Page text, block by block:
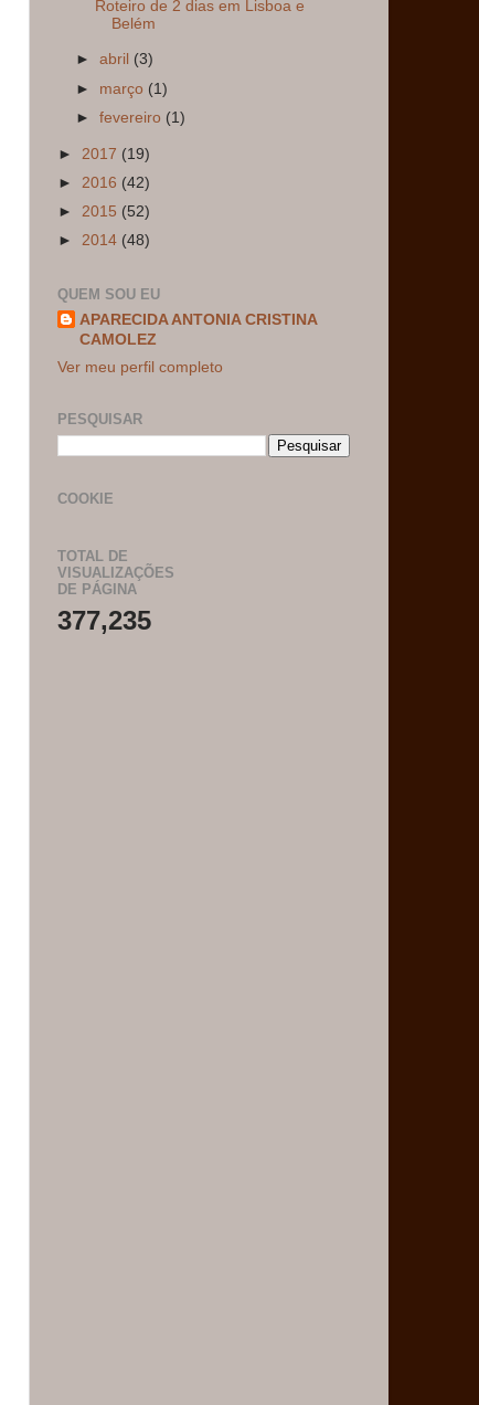
Roteiro de 2 dias em Lisboa e
Belém
►abril (3)
► março (1)
►fevereiro (1)
► 2017 (19)
► 2016 (42)
► 2015 (52)
► 2014 (48)
QUEM SOU EU
APARECIDA ANTONIA CRISTINA
CAMOLEZ
Ver meu perfil completo
PESQUISAR
COOKIE
TOTAL DE
VISUALIZAÇÕES
DE PÁGINA
377,235